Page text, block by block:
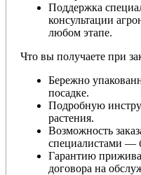
Поддержка
консультации
любом этапе.
Что вы получаете при
Бережно
посадке.
Подробную
растения.
Возможность
специалистами —
Гарантию
договора на